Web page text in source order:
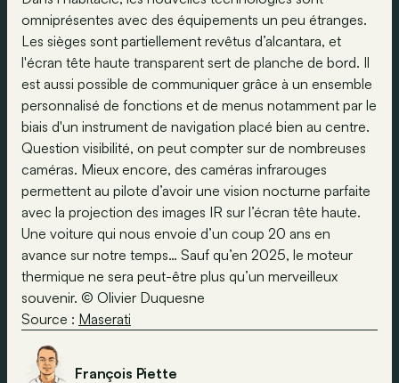
omniprésentes avec des équipements un peu étranges.
Les sièges sont partiellement revêtus d’alcantara, et
l'écran tête haute transparent sert de planche de bord. Il
est aussi possible de communiquer grâce à un ensemble
personnalisé de fonctions et de menus notamment par le
biais d'un instrument de navigation placé bien au centre.
Question visibilité, on peut compter sur de nombreuses
caméras. Mieux encore, des caméras infrarouges
permettent au pilote d’avoir une vision nocturne parfaite
avec la projection des images IR sur l’écran tête haute.
Une voiture qui nous envoie d’un coup 20 ans en
avance sur notre temps… Sauf qu’en 2025, le moteur
thermique ne sera peut-être plus qu’un merveilleux
souvenir. © Olivier Duquesne
Source : Maserati
François Piette